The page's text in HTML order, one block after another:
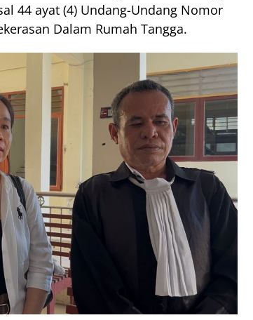
44 ayat (4) Undang-Undang Nomor
Dalam Rumah Tangga.